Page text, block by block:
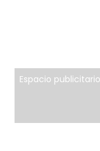
Espacio publicitario